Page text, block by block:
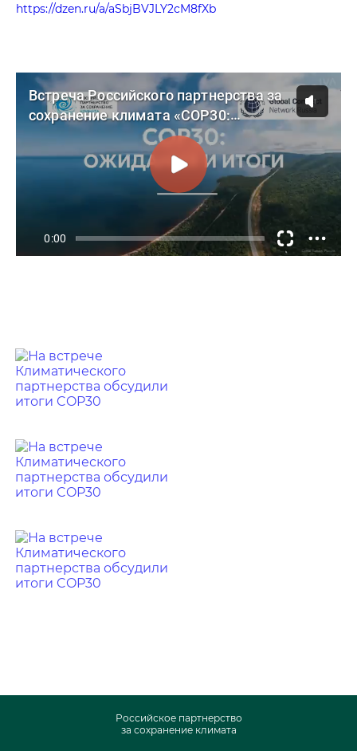
https://dzen.ru/a/aSbjBVJLY2cM8fXb
Российское партнерство
за сохранение климата